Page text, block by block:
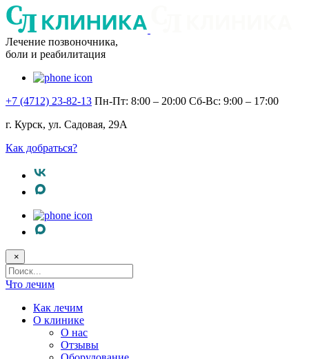
Лечение позвоночника,
боли и реабилитация
+7 (4712) 23-82-13 Пн-Пт: 8:00 – 20:00 Сб-Вс: 9:00 – 17:00
г. Курск, ул. Садовая, 29А
Как добраться?
×
Поисковый
запрос
Что лечим
Как лечим
О клинике
О нас
Отзывы